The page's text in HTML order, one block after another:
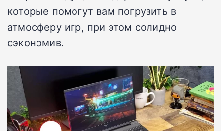
которые помогут вам погрузить в
атмосферу игр, при этом солидно
сэкономив.